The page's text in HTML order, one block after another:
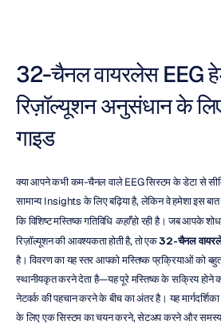
32-चैनल वायरलेस EEG
रिज़ॉल्यूशन अनुसंधान के
गाइड
क्या आपने कभी कम-चैनल वाले EEG सिस्टम के डेटा से
सामान्य Insights के लिए बढ़िया है, लेकिन वे हमेशा इस
कि विशिष्ट मस्तिष्क गतिविधि कहाँ हो रही है। जब आपके शोध
रिज़ॉल्यूशन की आवश्यकता होती है, तो एक 32-चैनल
है। विवरण का यह स्तर आपको मस्तिष्क प्रक्रियाओं को
स्थानीयकृत करने देता है—यह पूरे मस्तिष्क के सक्रिय होने
नेटवर्क की पहचान करने के बीच का अंतर है। यह मार्गदर्शिका
के लिए एक सिस्टम का चयन करने, सेटअप करने और